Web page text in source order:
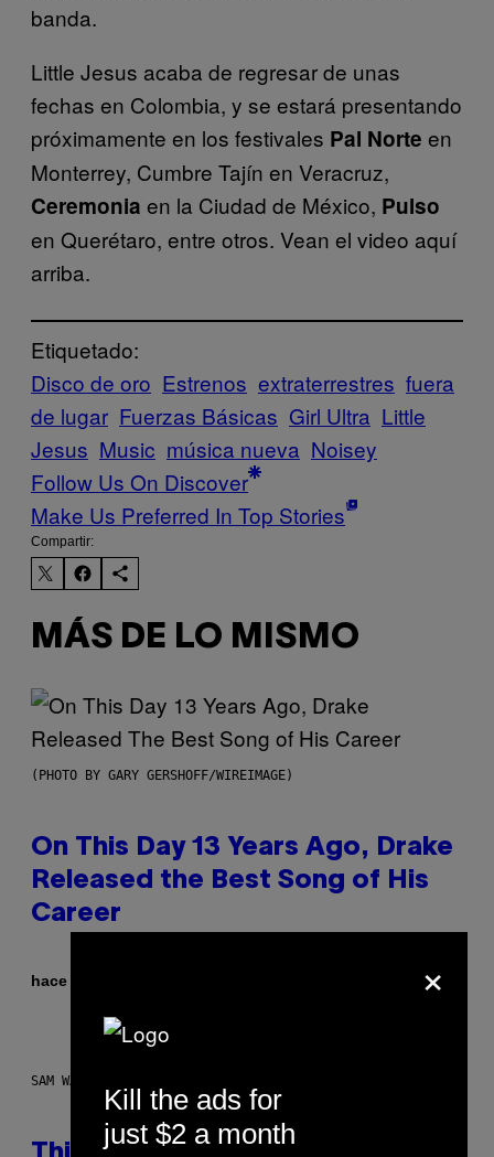
banda.
Little Jesus acaba de regresar de unas
fechas en Colombia, y se estará presentando
próximamente en los festivales Pal Norte en
Monterrey, Cumbre Tajín en Veracruz,
Ceremonia en la Ciudad de México, Pulso
en Querétaro, entre otros. Vean el video aquí
arriba.
Etiquetado:
Disco de oro Estrenos extraterrestres fuera
de lugar Fuerzas Básicas Girl Ultra Little
Jesus Music música nueva Noisey
Follow Us On Discover
Make Us Preferred In Top Stories
Compartir:
MÁS DE LO MISMO
(PHOTO BY GARY GERSHOFF/WIREIMAGE)
On This Day 13 Years Ago, Drake
Released the Best Song of His
Career
hace 52 minutos
SAM WATANUKI FOR VICE
×
Kill the ads for
just $2 a month